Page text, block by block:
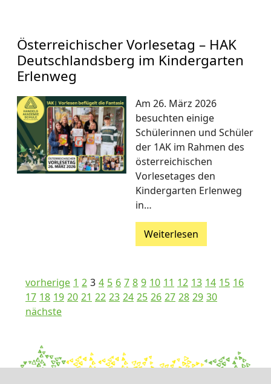
Österreichischer Vorlesetag – HAK
Deutschlandsberg im Kindergarten
Erlenweg
Am 26. März 2026
besuchten einige
Schülerinnen und Schüler
der 1AK im Rahmen des
österreichischen
Vorlesetages den
Kindergarten Erlenweg
in…
Weiterlesen
vorherige 1 2 3 4 5 6 7 8 9 10 11 12 13 14 15 16
17 18 19 20 21 22 23 24 25 26 27 28 29 30
nächste